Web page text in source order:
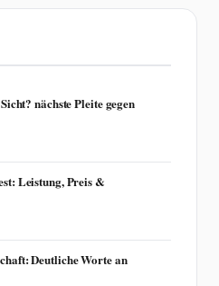
nächste Pleite gegen
Leistung, Preis &
Deutliche Worte an